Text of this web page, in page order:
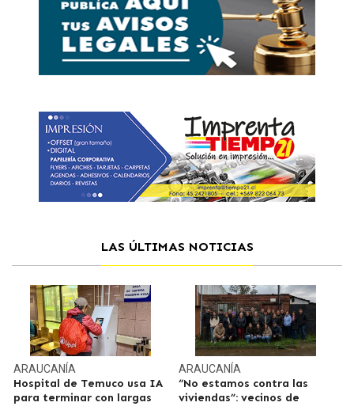
LAS ÚLTIMAS NOTICIAS
ARAUCANÍA
Hospital de Temuco usa IA
para terminar con largas
ARAUCANÍA
“No estamos contra las
viviendas”: vecinos de